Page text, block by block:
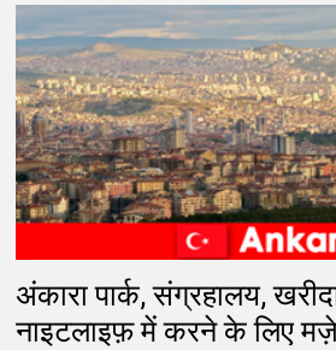
अंकारा पार्क, संग्रहालय,
नाइटलाइफ़ में करने के लिए